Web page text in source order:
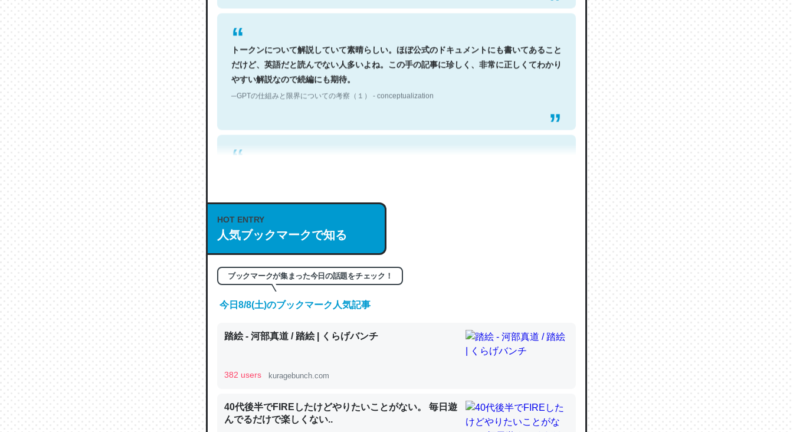
トークンについて解説していて素晴らしい。ほぼ公式のドキュメントにも書いてあること
だけど、英語だと読んでない人多いよね。この手の記事に珍しく、非常に正しくてわかり
やすい解説なので続編にも期待。
─GPTの仕組みと限界についての考察（１） - conceptualization
これは良記事。32768トークンだと英語小説100ページ分くらい。小説でいう「ずっと前
の伏線」は回収されないけど、短期記憶というには多い分量。進化すればするほど分かり
─GPTの仕組みと限界についての考察（１） - conceptualization
の600分の1程度。
─ニュース :: 【研究発表】昆虫学の大問題＝「昆虫はなぜ海にいないのか」に関する新仮説
HOT ENTRY
人気ブックマークで知る
ブックマークが集まった今日の話題をチェック！
今日8/8(土)のブックマーク人気記事
踏絵 - 河部真道 / 踏絵 | くらげバンチ
382 users kuragebunch.com
40代後半でFIREしたけどやりたいことがない。 毎日遊
んでるだけで楽しくない..